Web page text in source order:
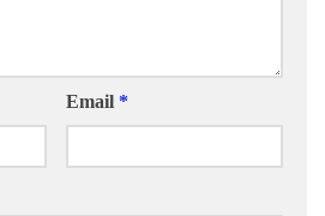
Email *